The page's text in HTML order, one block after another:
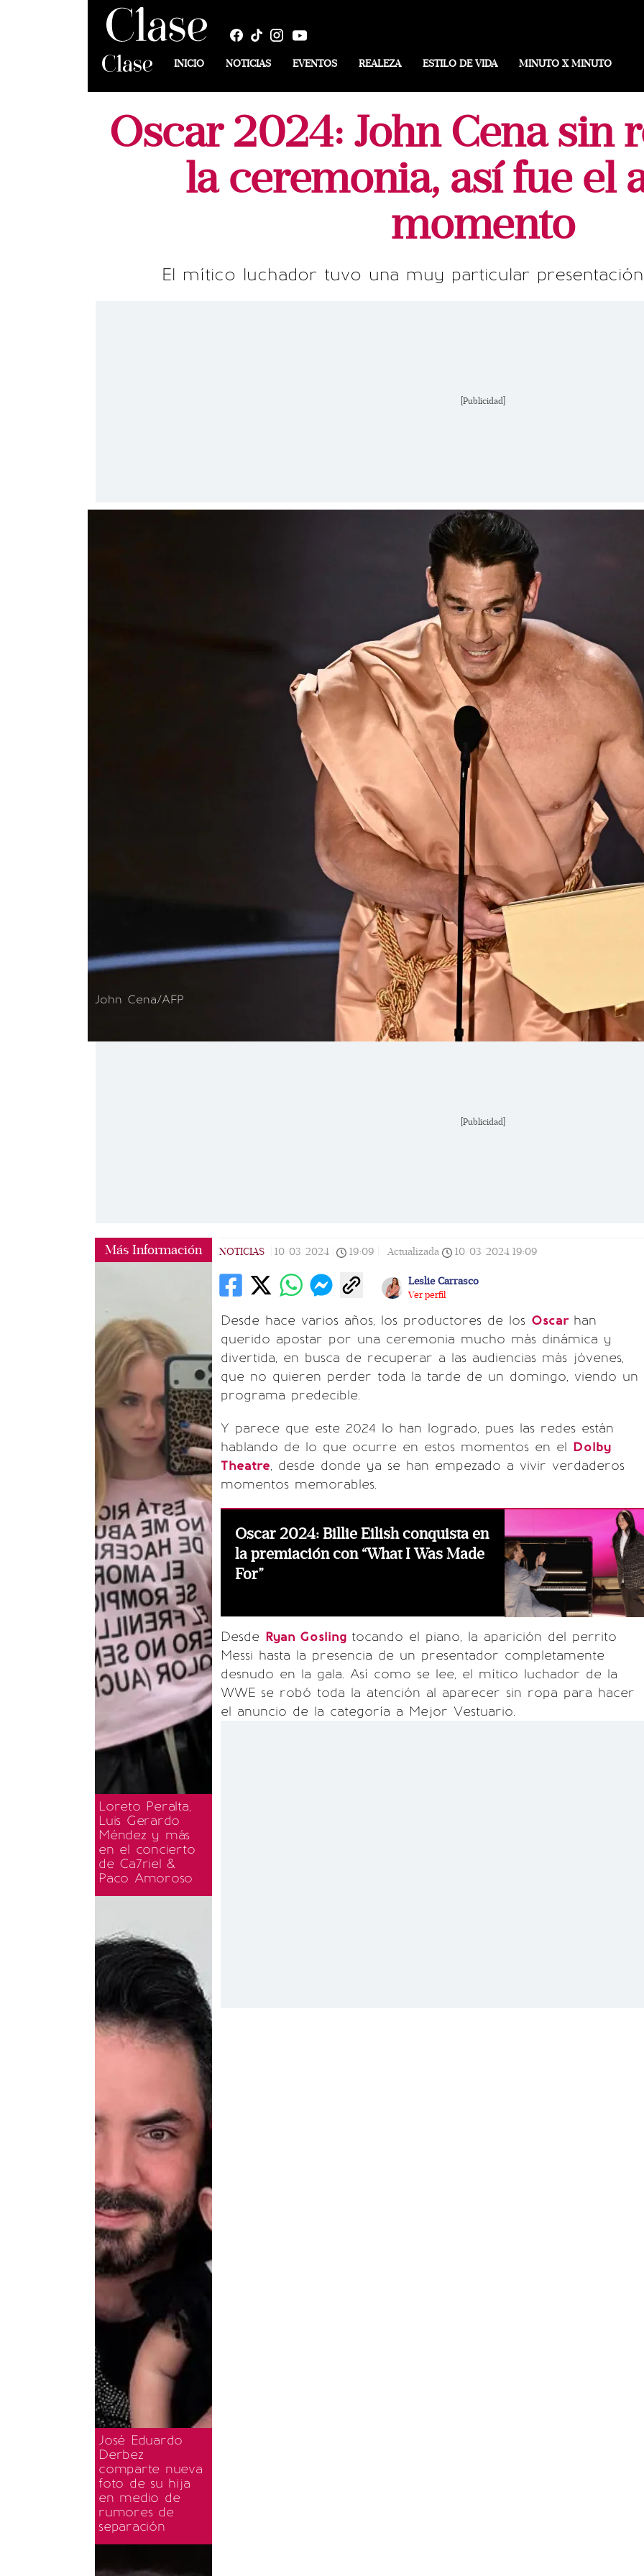
INICIO NOTICIAS EVENTOS REALEZA ESTILO DE VIDA MINUTO X MINUTO
Oscar 2024: John Cena sin
la ceremonia, así fue el
momento
El mítico luchador tuvo una muy particular
[Publicidad]
John Cena/AFP
[Publicidad]
Más Información
Loreto Peralta,
Luis Gerardo
Méndez y más
en el concierto
de Ca7riel &
Paco Amoroso
José Eduardo
Derbez
comparte nueva
foto de su hija
en medio de
rumores de
separación
NOTICIAS 10/03/2024 19:09 Actualizada 10/03/2024 19:09
Leslie Carrasco
Ver perfil
Desde hace varios años, los productores de los Oscar han
querido apostar por una ceremonia mucho más dinámica y
divertida, en busca de recuperar a las audiencias más jóvenes,
que no quieren perder toda la tarde de un domingo, viendo un
programa predecible.
Y parece que este 2024 lo han logrado, pues las redes están
hablando de lo que ocurre en estos momentos en el Dolby
Theatre, desde donde ya se han empezado a vivir verdaderos
momentos memorables.
Oscar 2024: Billie Eilish conquista en
la premiación con “What I Was Made
For”
Desde Ryan Gosling tocando el piano, la aparición del perrito
Messi hasta la presencia de un presentador completamente
desnudo en la gala. Así como se lee, el mítico luchador de la
WWE se robó toda la atención al aparecer sin ropa para hacer
el anuncio de la categoría a Mejor Vestuario.